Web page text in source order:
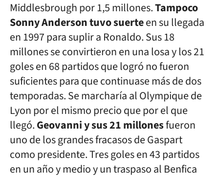
Middlesbrough por 1,5 millones.Tampoco
Sonny Anderson tuvo suerteen su llegada
en 1997 para suplir a Ronaldo. Sus 18
millones se convirtieron en una losa y los 21
goles en 68 partidos que logró no fueron
suficientes para que continuase más de dos
temporadas. Se marcharía al Olympique de
Lyon por el mismo precio que por el que
llegó.Geovanni y sus 21 millonesfueron
uno de los grandes fracasos de Gaspart
como presidente. Tres goles en 43 partidos
en un año y medio y un traspaso al Benfica